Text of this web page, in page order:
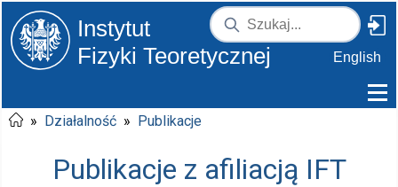
Instytut
Fizyki Teoretycznej
English
» Działalność » Publikacje
Publikacje z afiliacją IFT